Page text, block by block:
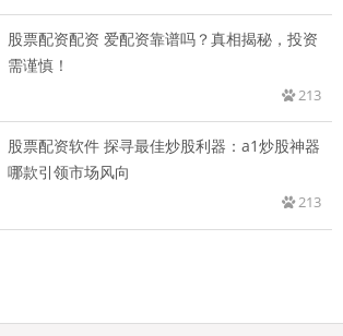
股票配资配资 爱配资靠谱吗？真相揭秘，投资
需谨慎！
213
股票配资软件 探寻最佳炒股利器：a1炒股神器
哪款引领市场风向
213